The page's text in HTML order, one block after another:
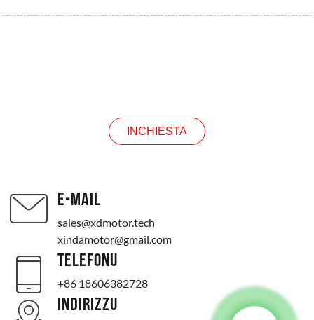
INCHIESTA
E-MAIL
sales@xdmotor.tech
xindamotor@gmail.com
TELEFONU
+86 18606382728
INDIRIZZU